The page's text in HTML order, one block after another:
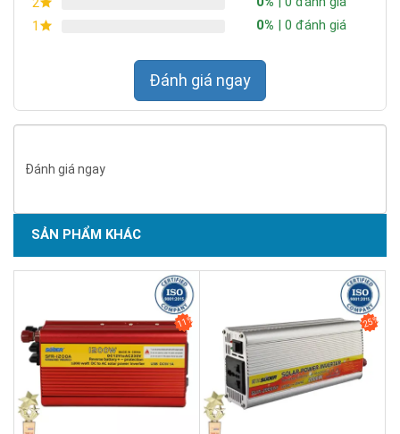
1
0% | 0 đánh giá
Đánh giá ngay
Đánh giá ngay
SẢN PHẨM KHÁC
11% 25%